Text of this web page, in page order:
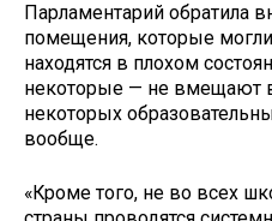
Парламентарий обратила
помещения, которые
находятся в плохом
некоторые — не вмещают
некоторых
вообще.
«Кроме того, не во всех